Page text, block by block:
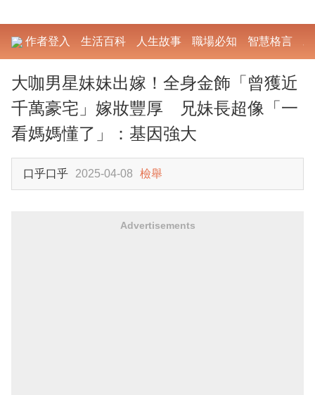
作者登入 生活百科 人生故事 職場必知 智慧格言
大咖男星妹妹出嫁！全身金飾「曾獲近
千萬豪宅」嫁妝豐厚 兄妹長超像「一
看媽媽懂了」：基因強大
口乎口乎 2025-04-08 檢舉
Advertisements